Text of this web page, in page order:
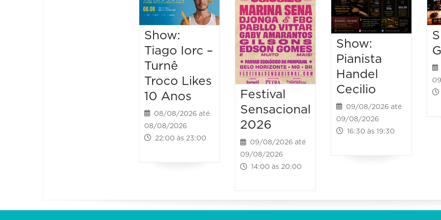
Show:
Tiago Iorc –
Turnê
Troco Likes
10 Anos
08/08/2026 até
08/08/2026
22:00 às 23:00
Festival
Sensacional
2026
09/08/2026 até
09/08/2026
14:00 às 20:00
Show:
Pianista
Handel
Cecilio
09/08/2026 até
09/08/2026
16:30 às 19:30